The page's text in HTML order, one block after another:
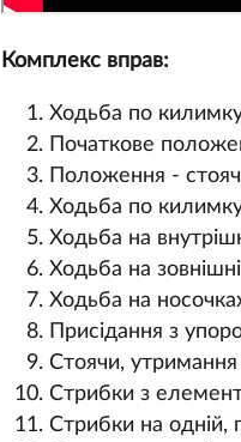
Комплекс вправ:
Ходьба по
Початкове
Положення -
Ходьба по
Ходьба на
Ходьба на
Ходьба на
Присідання з
Стоячи, утримання
Стрибки з
Стрибки на одній,